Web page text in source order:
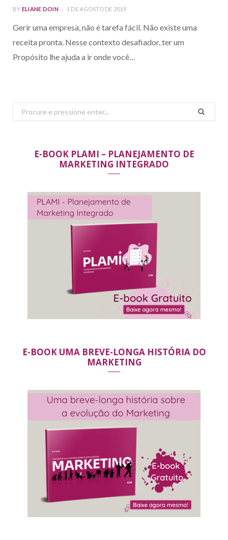
BY ELIANE DOIN 1 DE AGOSTO DE 2019
Gerir uma empresa, não é tarefa fácil. Não existe uma
receita pronta. Nesse contexto desafiador, ter um
Propósito lhe ajuda a ir onde você…
Search
for:
E-BOOK PLAMI – PLANEJAMENTO DE
MARKETING INTEGRADO
E-BOOK UMA BREVE-LONGA HISTÓRIA DO
MARKETING